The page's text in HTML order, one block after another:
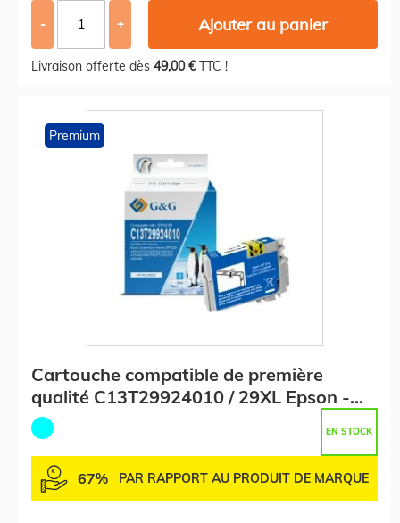
- + Ajouter au panier
Livraison offerte dès 49,00 €TTC !
Premium
Cartouche compatible de première
qualité C13T29924010 / 29XL Epson -
cyan
EN STOCK
67% PAR RAPPORT AU PRODUIT DE MARQUE